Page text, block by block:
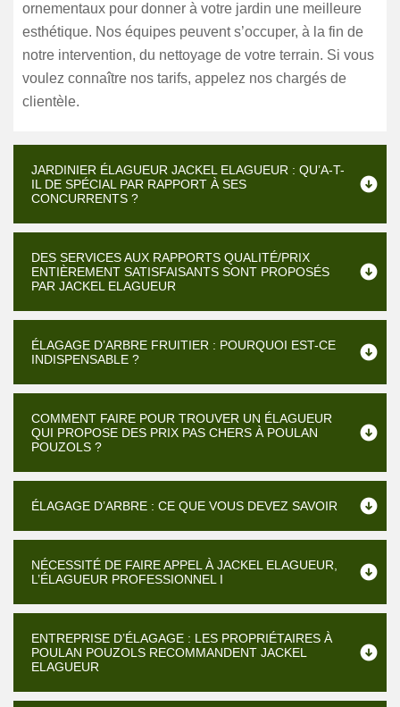
ornementaux pour donner à votre jardin une meilleure
esthétique. Nos équipes peuvent s’occuper, à la fin de
notre intervention, du nettoyage de votre terrain. Si vous
voulez connaître nos tarifs, appelez nos chargés de
clientèle.
JARDINIER ÉLAGUEUR JACKEL ELAGUEUR : QU’A-T-
IL DE SPÉCIAL PAR RAPPORT À SES
CONCURRENTS ?
DES SERVICES AUX RAPPORTS QUALITÉ/PRIX
ENTIÈREMENT SATISFAISANTS SONT PROPOSÉS
PAR JACKEL ELAGUEUR
ÉLAGAGE D’ARBRE FRUITIER : POURQUOI EST-CE
INDISPENSABLE ?
COMMENT FAIRE POUR TROUVER UN ÉLAGUEUR
QUI PROPOSE DES PRIX PAS CHERS À POULAN
POUZOLS ?
ÉLAGAGE D’ARBRE : CE QUE VOUS DEVEZ SAVOIR
NÉCESSITÉ DE FAIRE APPEL À JACKEL ELAGUEUR,
L’ÉLAGUEUR PROFESSIONNEL I
ENTREPRISE D’ÉLAGAGE : LES PROPRIÉTAIRES À
POULAN POUZOLS RECOMMANDENT JACKEL
ELAGUEUR